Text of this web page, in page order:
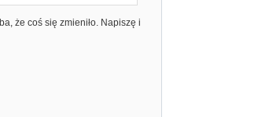
że coś się zmieniło. Napiszę i